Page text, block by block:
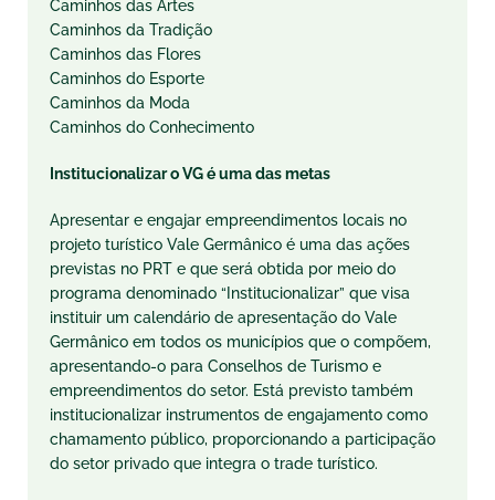
Caminhos das Artes
Caminhos da Tradição
Caminhos das Flores
Caminhos do Esporte
Caminhos da Moda
Caminhos do Conhecimento
Institucionalizar o VG é uma das metas
Apresentar e engajar empreendimentos locais no
projeto turístico Vale Germânico é uma das ações
previstas no PRT e que será obtida por meio do
programa denominado “Institucionalizar” que visa
instituir um calendário de apresentação do Vale
Germânico em todos os municípios que o compõem,
apresentando-o para Conselhos de Turismo e
empreendimentos do setor. Está previsto também
institucionalizar instrumentos de engajamento como
chamamento público, proporcionando a participação
do setor privado que integra o trade turístico.